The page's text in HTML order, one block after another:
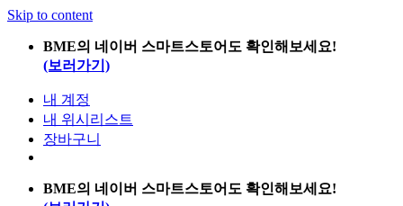
Skip to content
BME의 네이버 스마트스토어도 확인해보세요!
(보러가기)
내 계정
내 위시리스트
장바구니
BME의 네이버 스마트스토어도 확인해보세요!